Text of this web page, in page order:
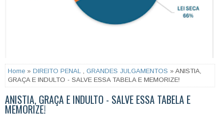
Home » DIREITO PENAL GRANDES JULGAMENTOS » ANISTIA,
GRAÇA E INDULTO - SALVE ESSA TABELA E MEMORIZE!
ANISTIA, GRAÇA E INDULTO - SALVE ESSA TABELA E
MEMORIZE!